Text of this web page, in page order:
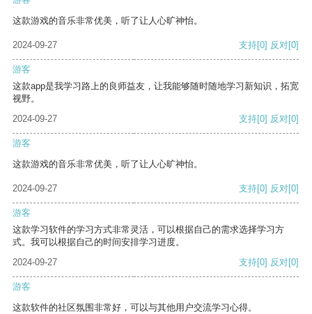
这款游戏的音乐非常优美，听了让人心旷神怡。
2024-09-27 支持[0] 反对[0]
游客
这款app是我学习路上的良师益友，让我能够随时随地学习新知识，拓宽
视野。
2024-09-27
支持[0] 反对[0]
游客
这款游戏的音乐非常优美，听了让人心旷神怡。
2024-09-27 支持[0] 反对[0]
游客
这款学习软件的学习方式非常灵活，可以根据自己的需求选择学习方
式。我可以根据自己的时间安排学习进度。
2024-09-27
支持[0] 反对[0]
游客
这款软件的社区氛围非常好，可以与其他用户交流学习心得。